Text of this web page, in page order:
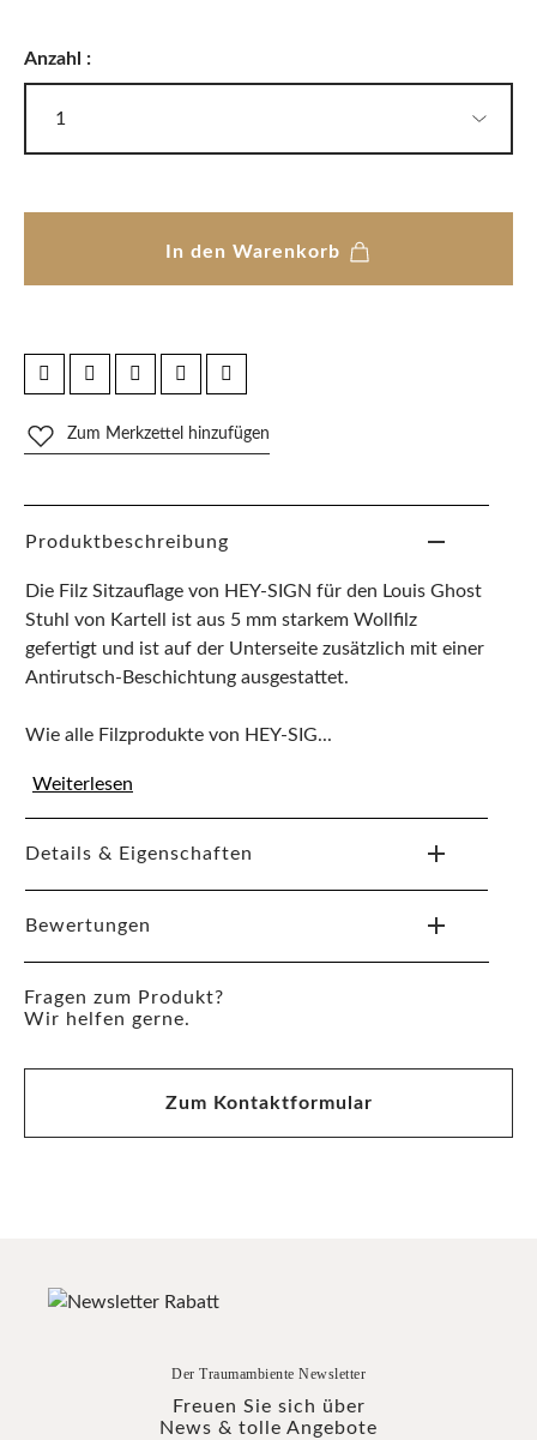
Anzahl :
In den Warenkorb
Zum Merkzettel hinzufügen
Produktbeschreibung
Die Filz Sitzauflage von HEY-SIGN für den Louis Ghost
Stuhl von Kartell ist aus 5 mm starkem Wollfilz
gefertigt und ist auf der Unterseite zusätzlich mit einer
Antirutsch-Beschichtung ausgestattet.
Wie alle Filzprodukte von HEY-SIG...
Weiterlesen
Details & Eigenschaften
Bewertungen
Fragen zum Produkt?
Wir helfen gerne.
Zum Kontaktformular
Der Traumambiente Newsletter
Freuen Sie sich über
News & tolle Angebote